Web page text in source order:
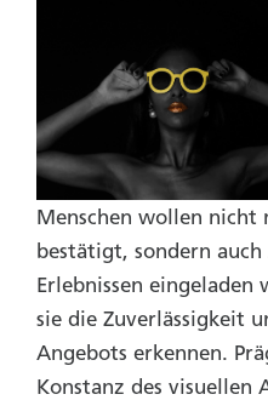
Menschen wollen
bestätigt, sondern
Erlebnissen eingeladen
sie die Zuverlässigkeit
Angebots erkennen.
Konstanz des visuellen